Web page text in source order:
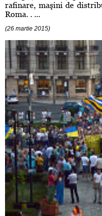
rafinare, maşini de
Roma. . ...
(26 martie 2015)